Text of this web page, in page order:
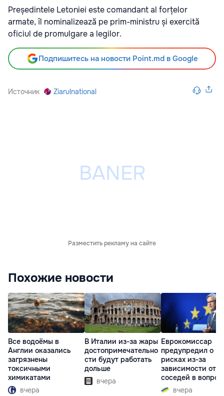
Președintele Letoniei este comandant al forțelor
armate, îl nominalizează pe prim-ministru și exercită
oficiul de promulgare a legilor.
Подпишитесь на новости Point.md в Google
Источник Ziarulnational
Разместить рекламу на сайте
Похожие новости
Все водоёмы в
Англии оказались
загрязнены
токсичными
химикатами
вчера
В Италии из-за жары
достопримечательно
сти будут работать
дольше
вчера
Еврокомиссар
предупредил о
рисках из-за
зависимости от
соседей в
границ
вчера